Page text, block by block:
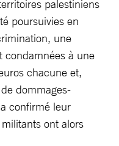
palestiniens
poursuivies en
une
condamnées à une
chacune et,
dommages-
confirmé leur
ont alors